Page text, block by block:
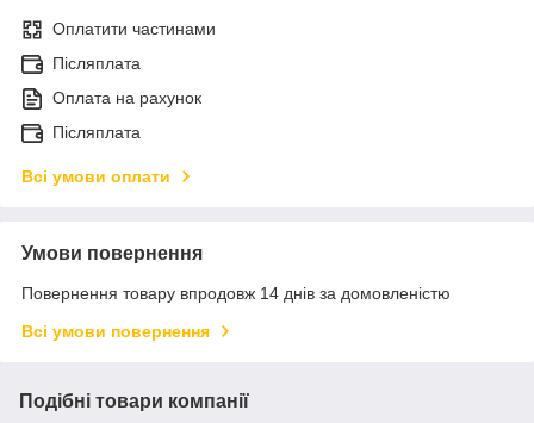
Оплатити частинами
Післяплата
Оплата на рахунок
Післяплата
Всі умови оплати
Умови повернення
Повернення товару впродовж 14 днів за домовленістю
Всі умови повернення
Подібні товари компанії